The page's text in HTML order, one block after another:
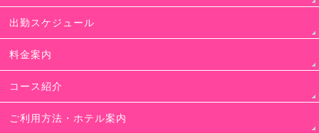
出勤スケジュール
料金案内
コース紹介
ご利用方法・ホテル案内